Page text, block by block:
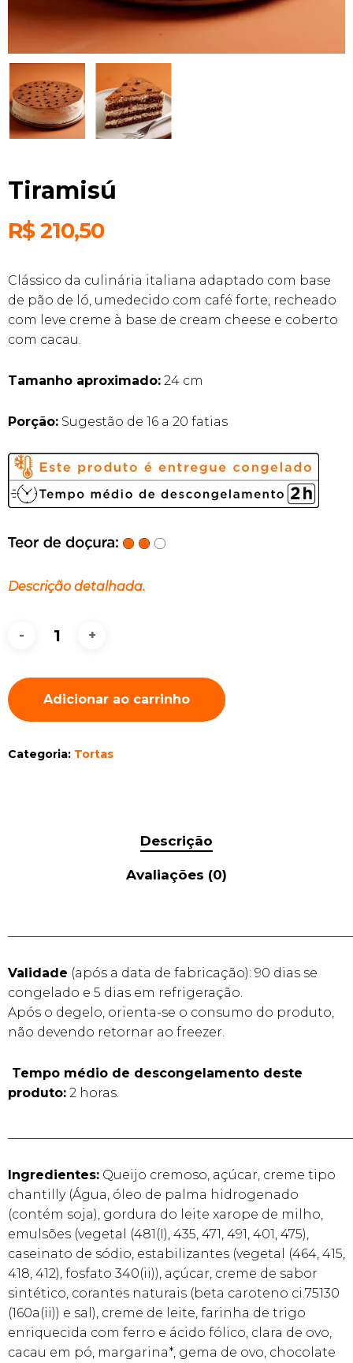
Tiramisú
R$210,50
Clássico da culinária italiana adaptado com base
de pão de ló, umedecido com café forte, recheado
com leve creme à base de cream cheese e coberto
com cacau.
Tamanho aproximado: 24 cm
Porção: Sugestão de 16 a 20 fatias
Descrição detalhada.
Adicionar ao carrinho
Categoria: Tortas
Descrição
Avaliações (0)
Validade (após a data de fabricação): 90 dias se
congelado e 5 dias em refrigeração.
Após o degelo, orienta-se o consumo do produto,
não devendo retornar ao freezer.
Tempo médio de descongelamento deste
produto: 2 horas.
Ingredientes: Queijo cremoso, açúcar, creme tipo
chantilly (Água, óleo de palma hidrogenado
(contém soja), gordura do leite xarope de milho,
emulsões (vegetal (481(I), 435, 471, 491, 401, 475),
caseinato de sódio, estabilizantes (vegetal (464, 415,
418, 412), fosfato 340(ii)), açúcar, creme de sabor
sintético, corantes naturais (beta caroteno ci.75130
(160a(ii)) e sal), creme de leite, farinha de trigo
enriquecida com ferro e ácido fólico, clara de ovo,
cacau em pó, margarina*, gema de ovo, chocolate